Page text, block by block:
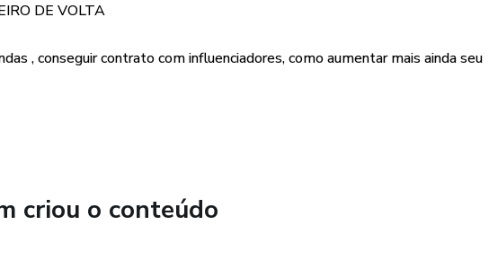
DE VOLTA
, conseguir contrato com influenciadores, como aumentar mais ainda seu
criou o conteúdo